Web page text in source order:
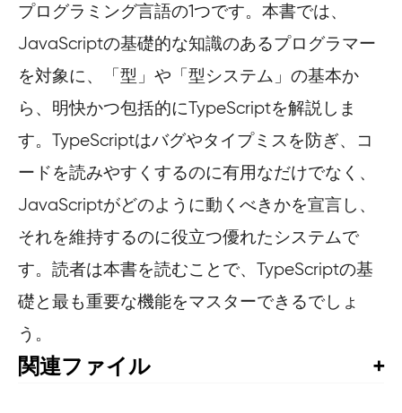
プログラミング言語の1つです。本書では、
JavaScriptの基礎的な知識のあるプログラマー
を対象に、「型」や「型システム」の基本か
ら、明快かつ包括的にTypeScriptを解説しま
す。TypeScriptはバグやタイプミスを防ぎ、コ
ードを読みやすくするのに有用なだけでなく、
JavaScriptがどのように動くべきかを宣言し、
それを維持するのに役立つ優れたシステムで
す。読者は本書を読むことで、TypeScriptの基
礎と最も重要な機能をマスターできるでしょ
う。
関連ファイル